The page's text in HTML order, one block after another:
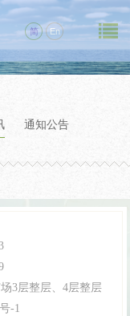
简 En
通知公告
3层整层、4层整层
-1